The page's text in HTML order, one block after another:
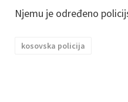
Njemu je određeno
kosovska policija